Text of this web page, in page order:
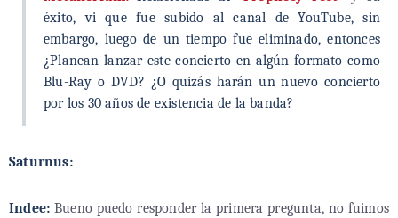
éxito, vi que fue subido al canal de YouTube, sin
embargo, luego de un tiempo fue eliminado, entonces
¿Planean lanzar este concierto en algún formato como
Blu-Ray o DVD? ¿O quizás harán un nuevo concierto
por los 30 años de existencia de la banda?
Saturnus:
Indee: Bueno puedo responder la primera pregunta, no fuimos